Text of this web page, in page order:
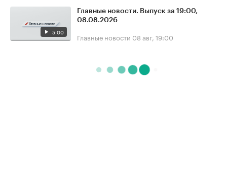
5:00
Главные новости. Выпуск за 19:00,
08.08.2026
Главные новости 08 авг, 19:00